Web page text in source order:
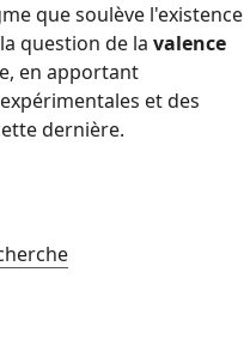
que soulève l'existence
question de la valence
en apportant
et des
dernière.